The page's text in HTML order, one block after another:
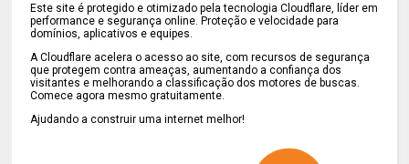
Este site é protegido e otimizado pela tecnologia Cloudflare, líder em
performance e segurança online. Proteção e velocidade para
domínios, aplicativos e equipes.
A Cloudflare acelera o acesso ao site, com recursos de segurança
que protegem contra ameaças, aumentando a confiança dos
visitantes e melhorando a classificação dos motores de buscas.
Comece agora mesmo gratuitamente.
Ajudando a construir uma internet melhor!